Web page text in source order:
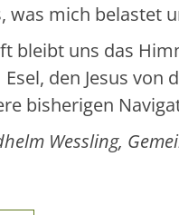
was mich belastet
bleibt uns das
Esel, den Jesus von
bisherigen
Wessling,